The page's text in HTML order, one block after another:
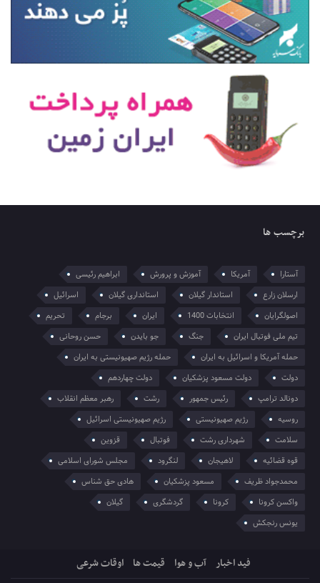
برچسب ها
آستارا آمریکا آموزش و پرورش
ابراهیم رئیسی
ارسلان زارع
استاندار گیلان استانداری گیلان
اسرائیل
اصولگرایان
انتخابات 1400 ایران برجام
تحریم
تیم ملی فوتبال ایران
جنگ جو بایدن
حسن روحانی
حمله آمریکا و اسرائیل به ایران
حمله رژیم صهیونیستی به ایران
دولت
دولت مسعود پزشکیان
دولت چهاردهم
دونالد ترامپ
رئیس جمهور رشت
رهبر معظم انقلاب
روسیه
رژیم صهیونیستی
رژیم صهیونیستی اسرائیل
سلامت
شهرداری رشت فوتبال
قزوین
قوه قضائیه
لاهیجان لنگرود
مجلس شورای اسلامی
محمدجواد ظریف
مسعود پزشکیان
هادی حق شناس
واکسن کرونا
کرونا گردشگری
گیلان
یونس رنجکش
فید اخبار آب و هوا قیمت ها اوقات شرعی